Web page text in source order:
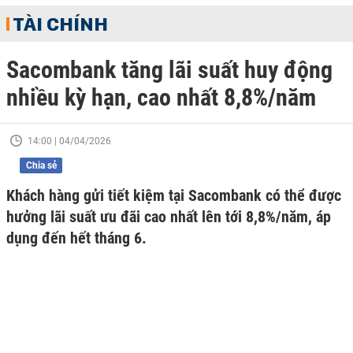
TÀI CHÍNH
Sacombank tăng lãi suất huy động
nhiều kỳ hạn, cao nhất 8,8%/năm
14:00 | 04/04/2026
Chia sẻ
Khách hàng gửi tiết kiệm tại Sacombank có thể được
hưởng lãi suất ưu đãi cao nhất lên tới 8,8%/năm, áp
dụng đến hết tháng 6.